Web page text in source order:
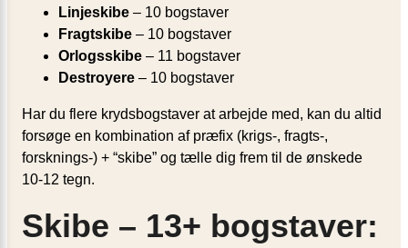
Linjeskibe – 10 bogstaver
Fragtskibe – 10 bogstaver
Orlogsskibe – 11 bogstaver
Destroyere – 10 bogstaver
Har du flere krydsbogstaver at arbejde med, kan du altid
forsøge en kombination af præfix (krigs-, fragts-,
forsknings-) + “skibe” og tælle dig frem til de ønskede
10-12 tegn.
Skibe – 13+ bogstaver: